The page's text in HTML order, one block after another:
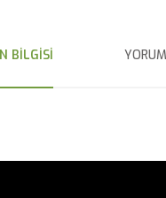
BILGISI